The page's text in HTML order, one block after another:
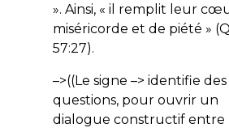
». Ainsi, « il remplit leur
miséricorde et de piété » (Q
57:27).
–>((Le signe –> identifie des
questions, pour ouvrir un
dialogue constructif entre